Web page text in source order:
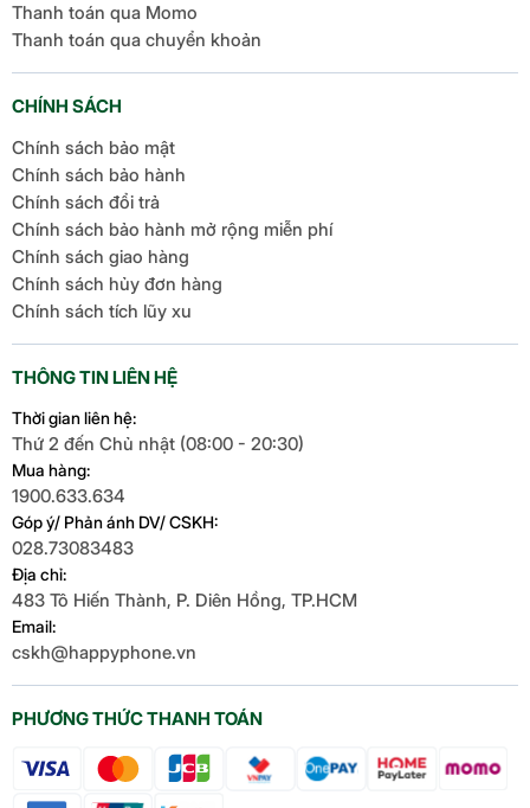
Thanh toán qua Momo
Thanh toán qua chuyển khoản
PHƯƠNG THỨC THANH TOÁN
CHÍNH SÁCH
Chính sách bảo mật
Chính sách bảo hành
Chính sách đổi trả
Chính sách bảo hành mở rộng miễn phí
Chính sách giao hàng
Chính sách hủy đơn hàng
Chính sách tích lũy xu
THÔNG TIN LIÊN HỆ
Thời gian liên hệ:
Thứ 2 đến Chủ nhật (08:00 - 20:30)
Mua hàng:
1900.633.634
Góp ý/ Phản ánh DV/ CSKH:
028.73083483
Địa chỉ:
483 Tô Hiến Thành, P. Diên Hồng, TP.HCM
Email:
cskh@happyphone.vn